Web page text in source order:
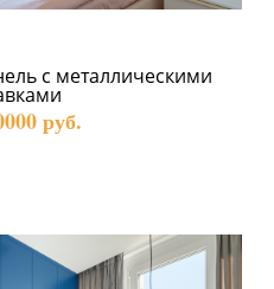
с металлическими
руб.